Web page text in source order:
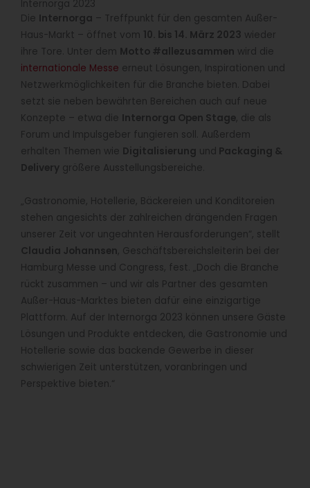
Internorga 2023
Die Internorga – Treffpunkt für den gesamten Außer-
Haus-Markt – öffnet vom 10. bis 14. März 2023 wieder
ihre Tore. Unter dem Motto #allezusammen wird die
internationale Messe erneut Lösungen, Inspirationen und
Netzwerkmöglichkeiten für die Branche bieten. Dabei
setzt sie neben bewährten Bereichen auch auf neue
Konzepte – etwa die Internorga Open Stage, die als
Forum und Impulsgeber fungieren soll. Außerdem
erhalten Themen wie Digitalisierung und Packaging &
Delivery größere Ausstellungsbereiche.
„Gastronomie, Hotellerie, Bäckereien und Konditoreien
stehen angesichts der zahlreichen drängenden Fragen
unserer Zeit vor ungeahnten Herausforderungen“, stellt
Claudia Johannsen, Geschäftsbereichsleiterin bei der
Hamburg Messe und Congress, fest. „Doch die Branche
rückt zusammen – und wir als Partner des gesamten
Außer-Haus-Marktes bieten dafür eine einzigartige
Plattform. Auf der Internorga 2023 können unsere Gäste
Lösungen und Produkte entdecken, die Gastronomie und
Hotellerie sowie das backende Gewerbe in dieser
schwierigen Zeit unterstützen, voranbringen und
Perspektive bieten.“